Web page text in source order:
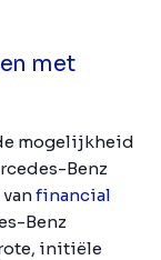
met
mogelijkheid
Benz
financial
Benz
initiële